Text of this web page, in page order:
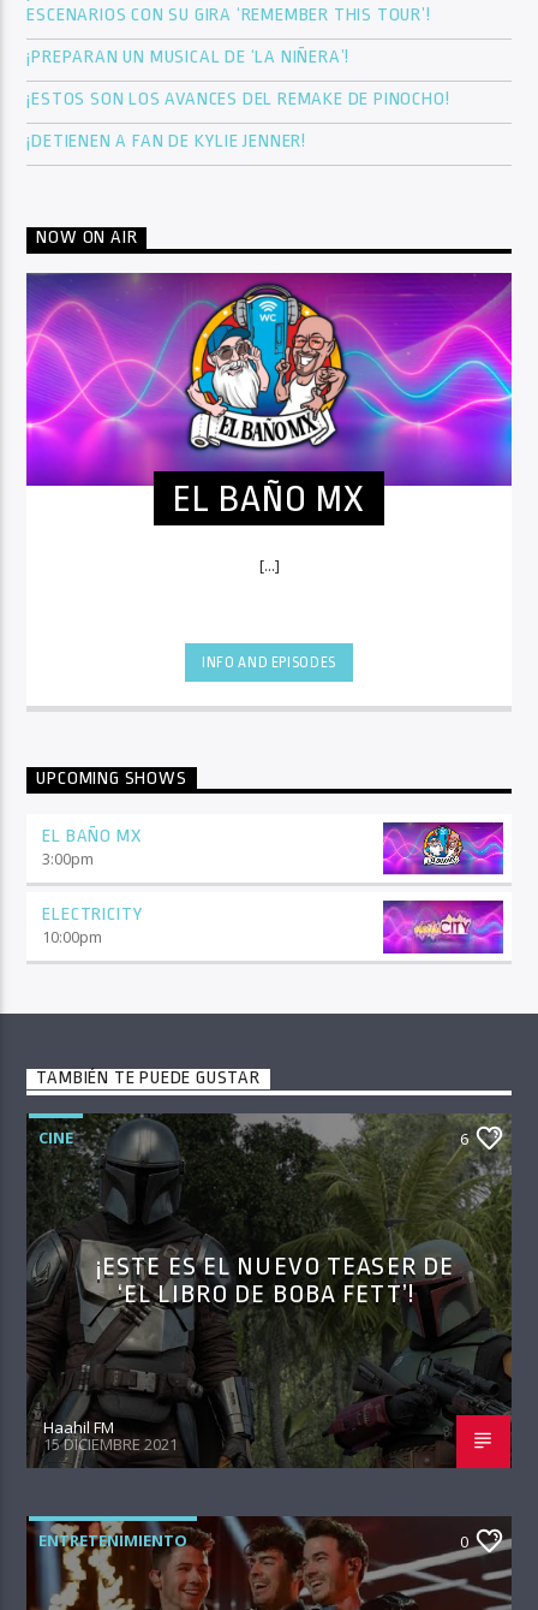
ESCENARIOS CON SU GIRA ‘REMEMBER THIS TOUR’!
¡PREPARAN UN MUSICAL DE ‘LA NIÑERA’!
¡ESTOS SON LOS AVANCES DEL REMAKE DE PINOCHO!
¡DETIENEN A FAN DE KYLIE JENNER!
NOW ON AIR
EL BAÑO MX
[...]
INFO AND EPISODES
UPCOMING SHOWS
EL BAÑO MX
3:00pm
ELECTRICITY
10:00pm
TAMBIÉN TE PUEDE GUSTAR
CINE 6
¡ESTE ES EL NUEVO TEASER DE
‘EL LIBRO DE BOBA FETT’!
Haahil FM
15 DICIEMBRE 2021
ENTRETENIMIENTO 0